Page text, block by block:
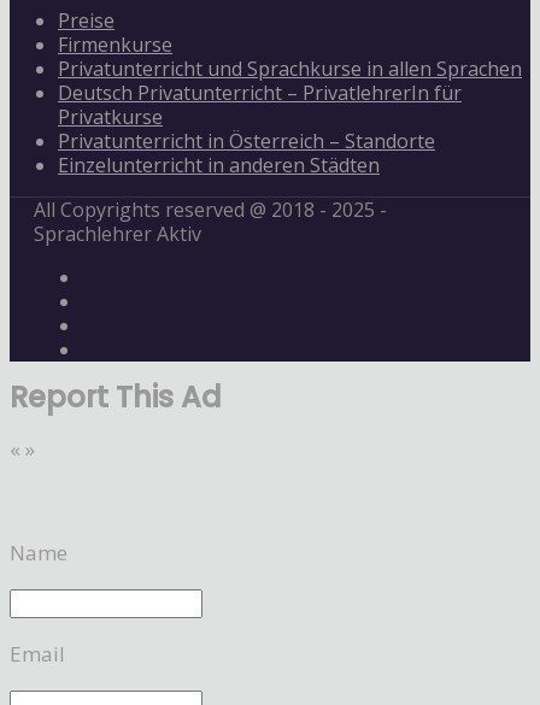
Preise
Firmenkurse
Privatunterricht und Sprachkurse in allen Sprachen
Deutsch Privatunterricht – PrivatlehrerIn für
Privatkurse
Privatunterricht in Österreich – Standorte
Einzelunterricht in anderen Städten
All Copyrights reserved @ 2018 - 2025 -
Sprachlehrer Aktiv
Report This Ad
« »
Name
Email